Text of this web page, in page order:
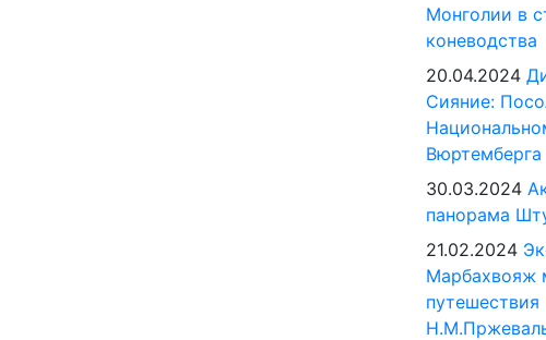
Монголии в
коневодства
20.04.2024
Сияние:
Вюртемберга
30.03.2024
панорама
21.02.2024
Марбахвояж
путешествия